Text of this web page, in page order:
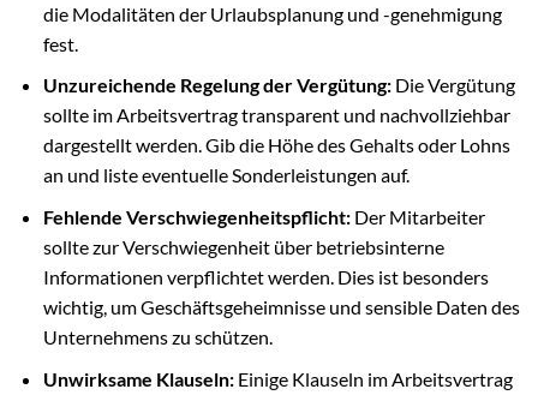
die Modalitäten der Urlaubsplanung und -genehmigung
fest.
Unzureichende Regelung der Vergütung:Die Vergütung
sollte im Arbeitsvertrag transparent und nachvollziehbar
dargestellt werden. Gib die Höhe des Gehalts oder Lohns
an und liste eventuelle Sonderleistungen auf.
Fehlende Verschwiegenheitspflicht:Der Mitarbeiter
sollte zur Verschwiegenheit über betriebsinterne
Informationen verpflichtet werden. Dies ist besonders
wichtig, um Geschäftsgeheimnisse und sensible Daten des
Unternehmens zu schützen.
Unwirksame Klauseln:Einige Klauseln im Arbeitsvertrag